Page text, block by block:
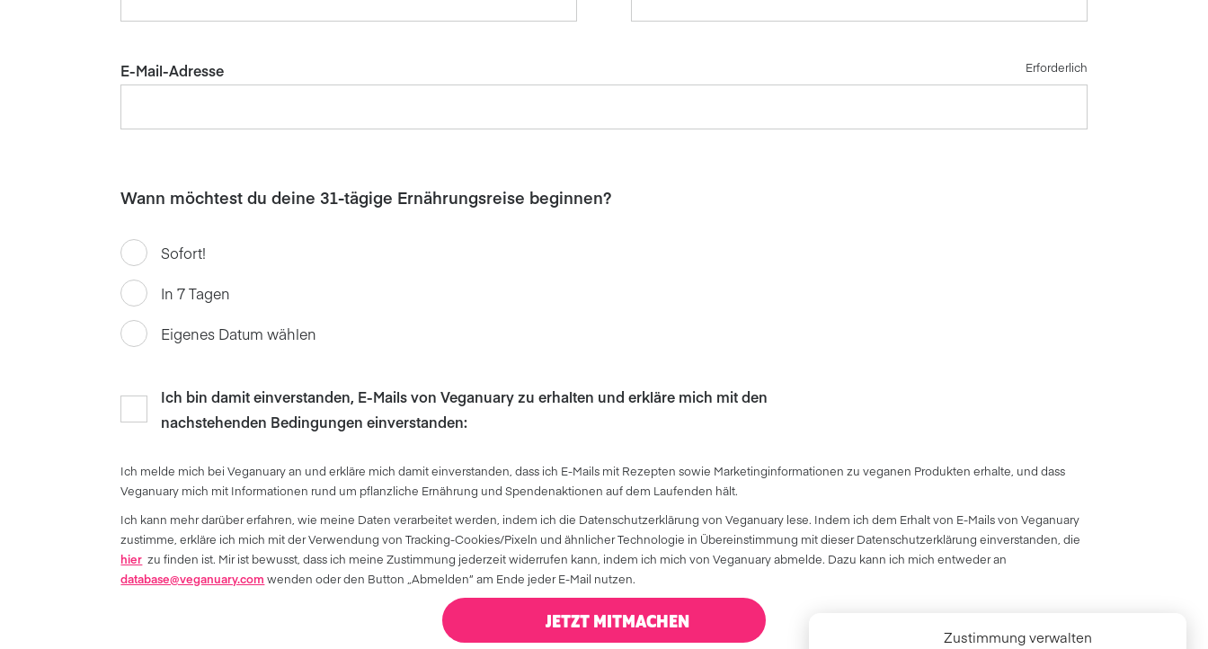
Zustimmung verwalten
E-Mail-Adresse Erforderlich
Wann möchtest du deine 31-tägige Ernährungsreise beginnen?
Sofort!
In 7 Tagen
Eigenes Datum wählen
Ich bin damit einverstanden, E-Mails von Veganuary zu erhalten und erkläre mich mit den
nachstehenden Bedingungen einverstanden:
Ich melde mich bei Veganuary an und erkläre mich damit einverstanden, dass ich E-Mails mit Rezepten sowie Marketinginformationen zu veganen Produkten erhalte, und dass
Veganuary mich mit Informationen rund um pflanzliche Ernährung und Spendenaktionen auf dem Laufenden hält.
Ich kann mehr darüber erfahren, wie meine Daten verarbeitet werden, indem ich die Datenschutzerklärung von Veganuary lese. Indem ich dem Erhalt von E-Mails von Veganuary
zustimme, erkläre ich mich mit der Verwendung von Tracking-Cookies/Pixeln und ähnlicher Technologie in Übereinstimmung mit dieser Datenschutzerklärung einverstanden, die
hier zu finden ist. Mir ist bewusst, dass ich meine Zustimmung jederzeit widerrufen kann, indem ich mich von Veganuary abmelde. Dazu kann ich mich entweder an
database@veganuary.com wenden oder den Button „Abmelden” am Ende jeder E-Mail nutzen.
JETZT MITMACHEN